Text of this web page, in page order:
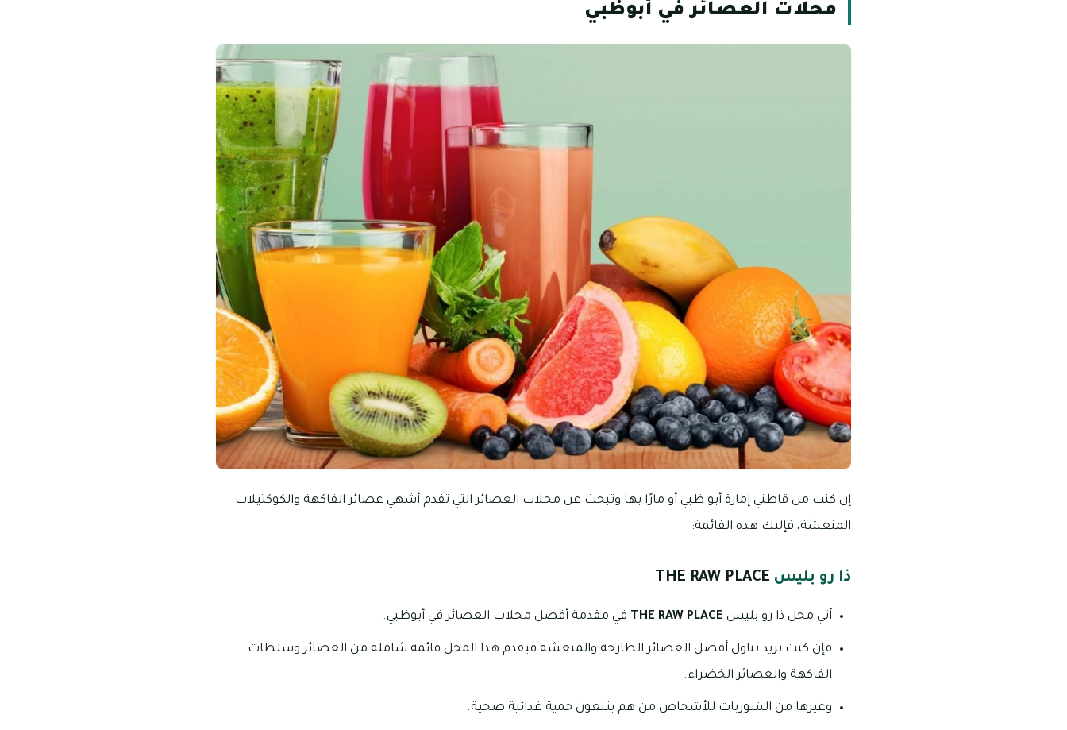
محلات العصائر في أبوظبي
إن كنت من قاطني إمارة أبو ظبي أو مارًا بها وتبحث عن محلات العصائر التي تقدم أشهي عصائر الفاكهة والكوكتيلات
المنعشة، فإليك هذه القائمة:
ذا رو بليس THE RAW PLACE
آتي محل ذا رو بليس THE RAW PLACE في مقدمة أفضل محلات العصائر في أبوظبي.
فإن كنت تريد تناول أفضل العصائر الطازجة والمنعشة فيقدم هذا المحل قائمة شاملة من العصائر وسلطات
الفاكهة والعصائر الخضراء.
وغيرها من الشوربات للأشخاص من هم يتبعون حمية غذائية صحية.